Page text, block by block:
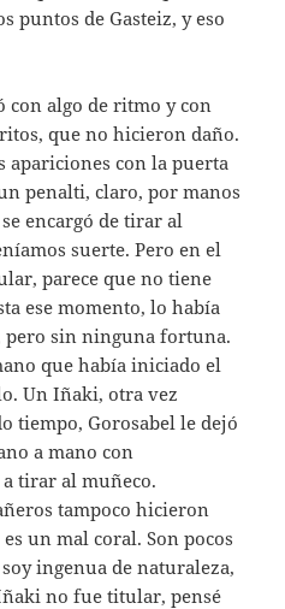
puntos de Gasteiz, y eso
con algo de ritmo y con
que no hicieron daño.
apariciones con la puerta
penalti, claro, por manos
encargó de tirar al
suerte. Pero en el
parece que no tiene
ese momento, lo había
pero sin ninguna fortuna.
que había iniciado el
Un Iñaki, otra vez
tiempo, Gorosabel le dejó
a mano con
tirar al muñeco.
tampoco hicieron
un mal coral. Son pocos
ingenua de naturaleza,
no fue titular, pensé